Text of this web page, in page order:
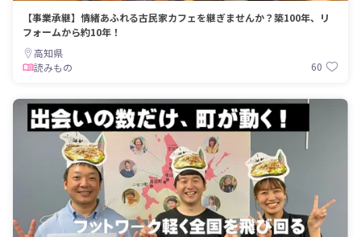
【事業承継】情緒あふれる古民家カフェを継ぎませんか？築100年、リ
フォームから約10年！
高知県
読みもの
60